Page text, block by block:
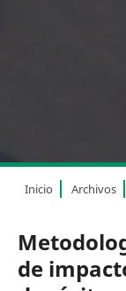
Inicio Archivos
de